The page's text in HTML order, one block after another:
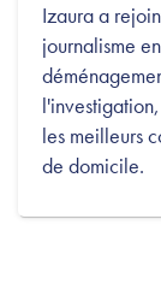
Izaura a
journalisme
les meilleurs
de domicile.